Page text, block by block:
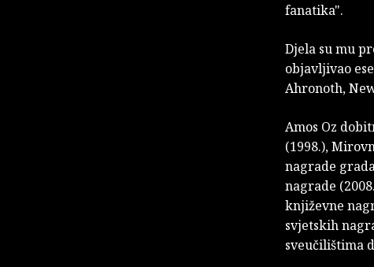
fanatika".
Djela su mu
objavljivao
Ahronoth,
Amos Oz
(1998.),
nagrade
nagrade
književne
svjetskih
sveučilištima